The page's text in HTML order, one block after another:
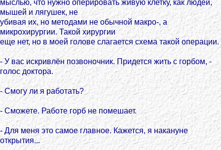
мыслью, что нужно оперировать живую клетку, как людей,
мышей и лягушек, не
убивая их, но методами не обычной макро-, а
микрохирургии. Такой хирургии
еще нет, но в моей голове слагается схема такой операции.
- У вас искривлён позвоночник. Придется жить с горбом, -
голос доктора.
- Смогу ли я работать?
- Сможете. Работе горб не помешает.
- Для меня это самое главное. Кажется, я накануне
открытия...